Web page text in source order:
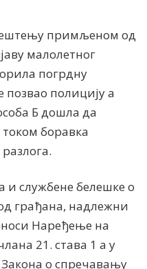
примљеном од
малолетног
погрдну
позвао полицију а
Б дошла да
боравка
и службене белешке о
грађана, надлежни
Наређење на
21. става 1 а у
Закона о спречавању